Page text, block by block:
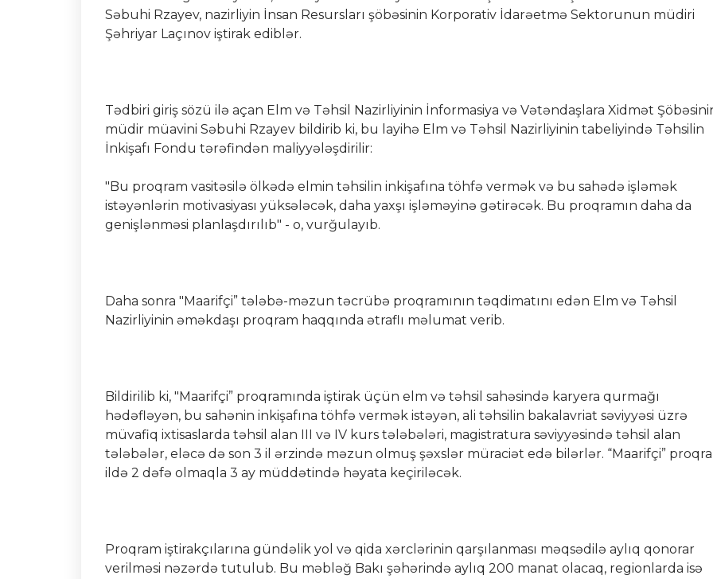
Səbuhi Rzayev, nazirliyin İnsan Resursları şöbəsinin Korporativ İdarəetmə Sektorunun müdiri
Şəhriyar Laçınov iştirak ediblər.
Tədbiri giriş sözü ilə açan Elm və Təhsil Nazirliyinin İnformasiya və Vətəndaşlara Xidmət
müdir müavini Səbuhi Rzayev bildirib ki, bu layihə Elm və Təhsil Nazirliyinin tabeliyində Təhsilin
İnkişafı Fondu tərəfindən maliyyələşdirilir:
"Bu proqram vasitəsilə ölkədə elmin təhsilin inkişafına töhfə vermək və bu sahədə işləmək
istəyənlərin motivasiyası yüksələcək, daha yaxşı işləməyinə gətirəcək. Bu proqramın daha da
genişlənməsi planlaşdırılıb" - o, vurğulayıb.
Daha sonra "Maarifçi” tələbə-məzun təcrübə proqramının təqdimatını edən Elm və Təhsil
Nazirliyinin əməkdaşı proqram haqqında ətraflı məlumat verib.
Bildirilib ki, "Maarifçi” proqramında iştirak üçün elm və təhsil sahəsində karyera qurmağı
hədəfləyən, bu sahənin inkişafına töhfə vermək istəyən, ali təhsilin bakalavriat səviyyəsi üzrə
müvafiq ixtisaslarda təhsil alan III və IV kurs tələbələri, magistratura səviyyəsində təhsil alan
tələbələr, eləcə də son 3 il ərzində məzun olmuş şəxslər müraciət edə bilərlər. “Maarifçi”
ildə 2 dəfə olmaqla 3 ay müddətində həyata keçiriləcək.
Proqram iştirakçılarına gündəlik yol və qida xərclərinin qarşılanması məqsədilə aylıq qonorar
verilməsi nəzərdə tutulub. Bu məbləğ Bakı şəhərində aylıq 200 manat olacaq, regionlarda isə